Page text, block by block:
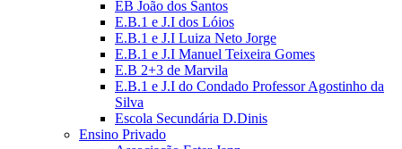
EB João dos Santos
E.B.1 e J.I dos Lóios
E.B.1 e J.I Luiza Neto Jorge
E.B.1 e J.I Manuel Teixeira Gomes
E.B 2+3 de Marvila
E.B.1 e J.I do Condado Professor Agostinho da
Silva
Escola Secundária D.Dinis
Ensino Privado